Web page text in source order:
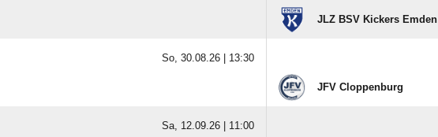
JLZ BSV Kickers Emden
So, 30.08.26 | 13:30
JFV Cloppenburg
Sa, 12.09.26 | 11:00